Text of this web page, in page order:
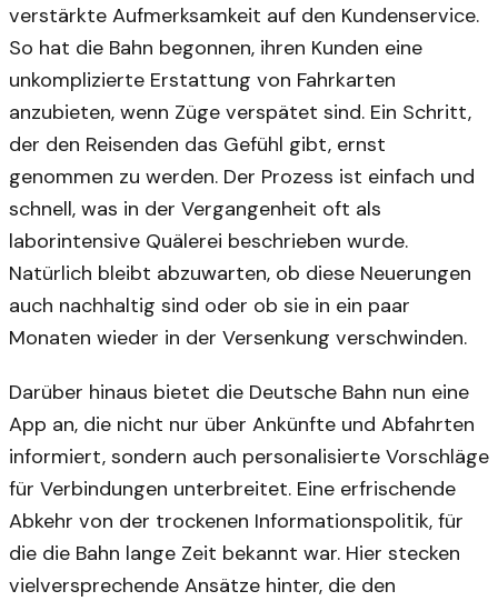
verstärkte Aufmerksamkeit auf den Kundenservice.
So hat die Bahn begonnen, ihren Kunden eine
unkomplizierte Erstattung von Fahrkarten
anzubieten, wenn Züge verspätet sind. Ein Schritt,
der den Reisenden das Gefühl gibt, ernst
genommen zu werden. Der Prozess ist einfach und
schnell, was in der Vergangenheit oft als
laborintensive Quälerei beschrieben wurde.
Natürlich bleibt abzuwarten, ob diese Neuerungen
auch nachhaltig sind oder ob sie in ein paar
Monaten wieder in der Versenkung verschwinden.
Darüber hinaus bietet die Deutsche Bahn nun eine
App an, die nicht nur über Ankünfte und Abfahrten
informiert, sondern auch personalisierte Vorschläge
für Verbindungen unterbreitet. Eine erfrischende
Abkehr von der trockenen Informationspolitik, für
die die Bahn lange Zeit bekannt war. Hier stecken
vielversprechende Ansätze hinter, die den